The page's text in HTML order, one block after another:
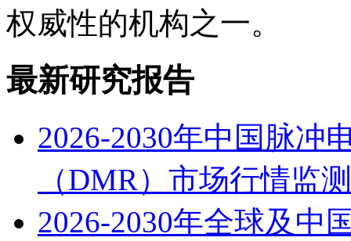
权威性的机构之一。
最新研究报告
2026-2030年中国脉冲
（DMR）市场行情监
2026-2030年全球及中